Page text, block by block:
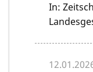
In: